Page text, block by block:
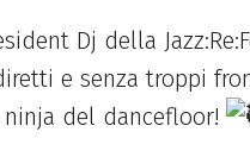
Dj della
e senza troppi
del dancefloor!